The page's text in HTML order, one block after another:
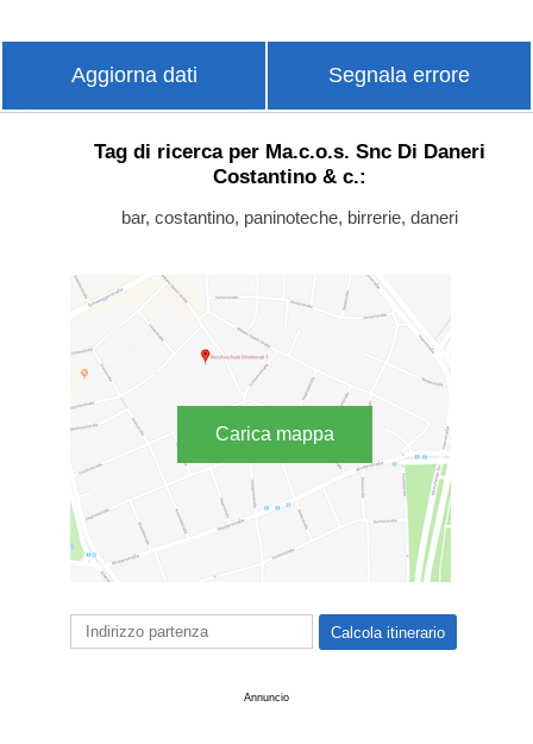
Aggiorna dati Segnala errore
Tag di ricerca per Ma.c.o.s. Snc Di Daneri
Costantino & c.:
bar, costantino, paninoteche, birrerie, daneri
Carica mappa
Annuncio